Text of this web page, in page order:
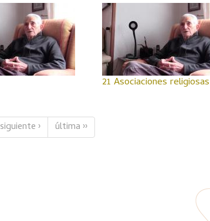
21 Asociaciones religiosas
siguiente › última ››